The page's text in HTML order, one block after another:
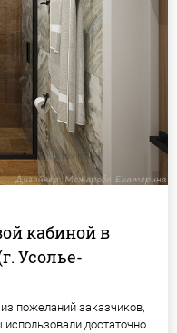
кабиной в
Усолье-
пожеланий заказчиков,
достаточно